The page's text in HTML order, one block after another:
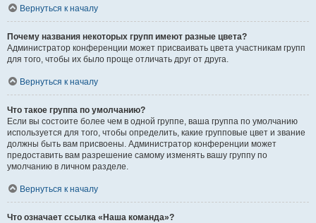
Вернуться к началу
Почему названия некоторых групп имеют разные цвета?
Администратор конференции может присваивать цвета участникам групп
для того, чтобы их было проще отличать друг от друга.
Вернуться к началу
Что такое группа по умолчанию?
Если вы состоите более чем в одной группе, ваша группа по умолчанию
используется для того, чтобы определить, какие групповые цвет и звание
должны быть вам присвоены. Администратор конференции может
предоставить вам разрешение самому изменять вашу группу по
умолчанию в личном разделе.
Вернуться к началу
Что означает ссылка «Наша команда»?